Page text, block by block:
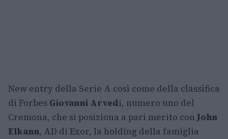
New entry della Serie A così come della classifica
di Forbes Giovanni Arvedi, numero uno del
Cremona, che si posiziona a pari merito conJohn
Elkann, AD di Exor, la holding della famiglia